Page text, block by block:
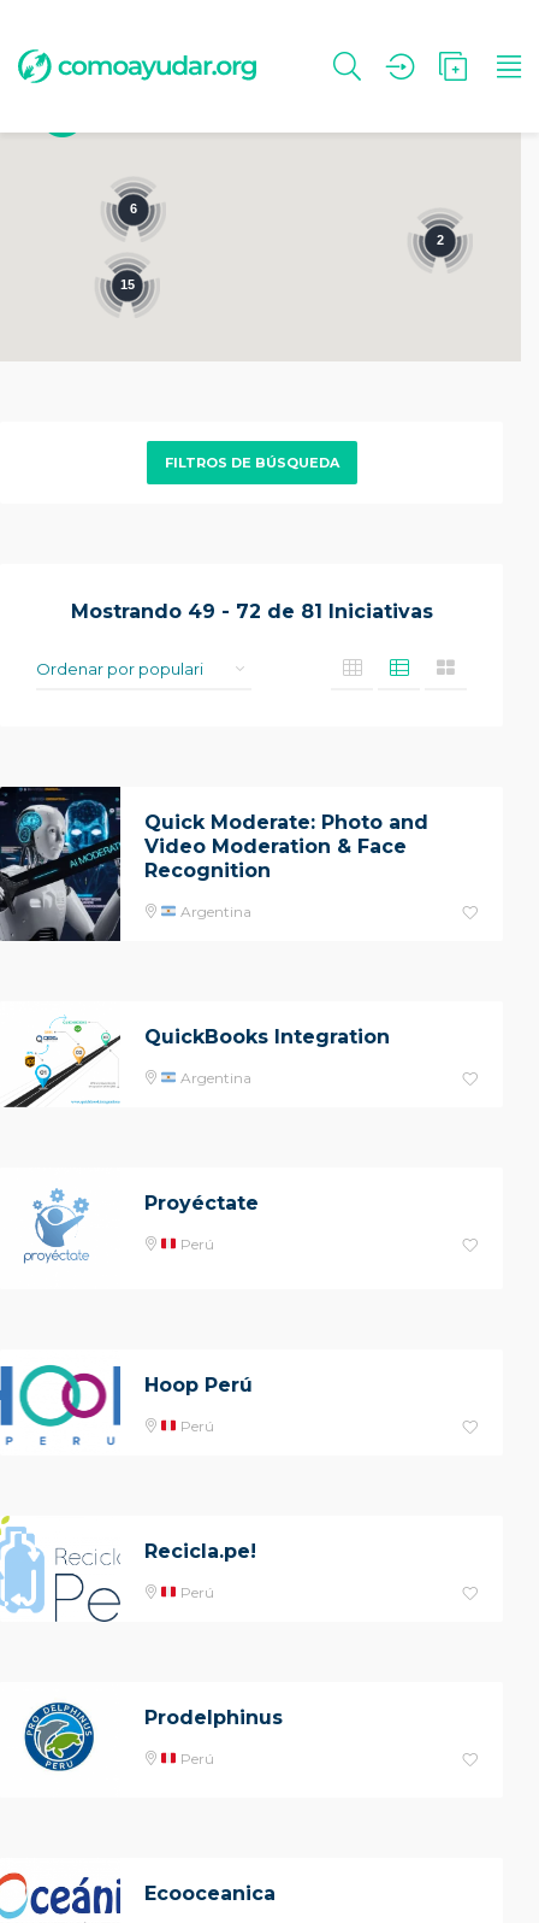
FILTROS DE BÚSQUEDA
Mostrando 49 - 72 de 81 Iniciativas
Quick Moderate: Photo and
Video Moderation & Face
Recognition
Argentina
QuickBooks Integration
Argentina
Proyéctate
Perú
Hoop Perú
Perú
Recicla.pe!
Perú
Prodelphinus
Perú
Ecooceanica
2
15
6